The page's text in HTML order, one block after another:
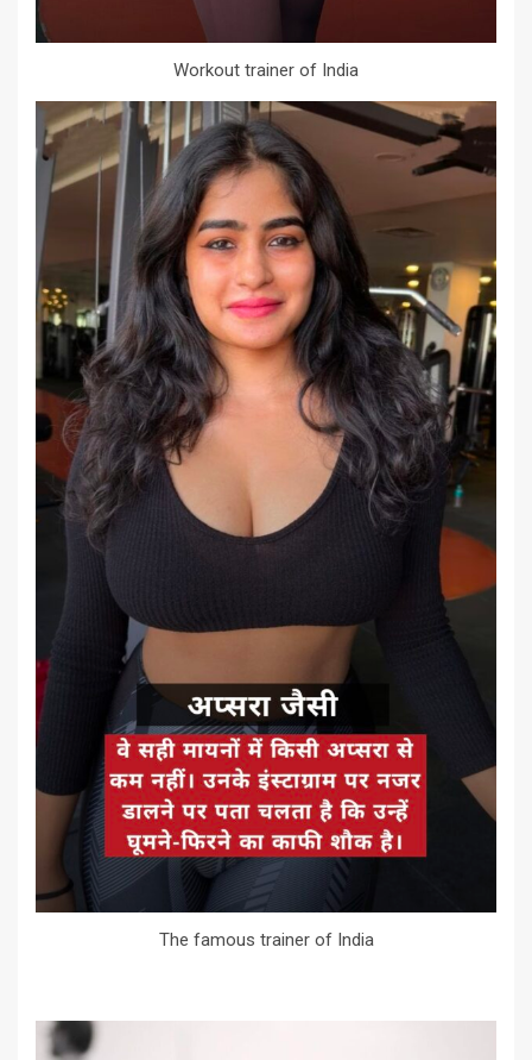
Workout trainer of India
The famous trainer of India